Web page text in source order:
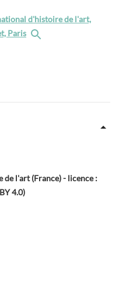
d'histoire de l'art,
Paris
l'art (France) - licence :
4.0)